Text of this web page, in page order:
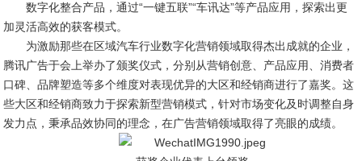
数字化整合产品，通过“一键五联”“车讯达”等产品应用，探索出更
加灵活高效的获客模式。
为激励那些在区域汽车行业数字化营销领域取得杰出成就的企业，
腾讯广告于会上举办了颁奖仪式，分别从营销创意、产品应用、消费者
口碑、品牌塑造等多个维度对表现优异的大区和经销商进行了嘉奖。这
些大区和经销商致力于探索新型营销模式，针对市场变化及时调整自身
发力点，秉承品效协同的理念，在广告营销领域取得了亮眼的成绩。